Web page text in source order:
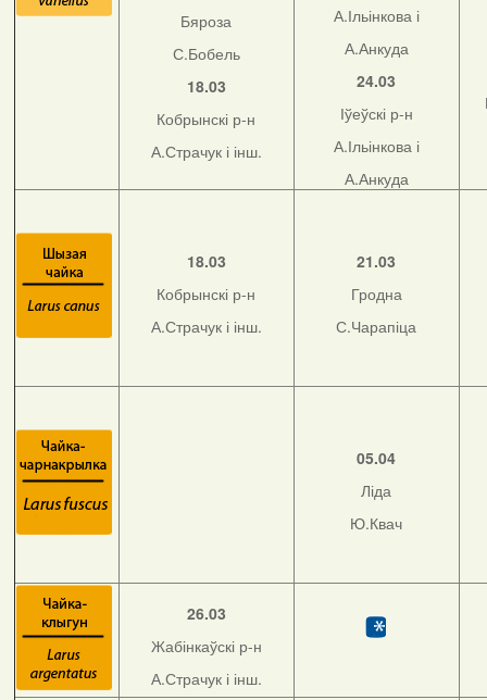
Бяроза
С.Бобель
18.03
Кобрынскі р-н
А.Страчук і інш.
А.Ільінкова і
А.Анкуда
24.03
Іўеўскі р-н
А.Ільінкова і
А.Анкуда
18.03
Кобрынскі р-н
А.Страчук і інш.
21.03
Гродна
С.Чарапіца
05.04
Ліда
Ю.Квач
26.03
Жабінкаўскі р-н
А.Страчук і інш.